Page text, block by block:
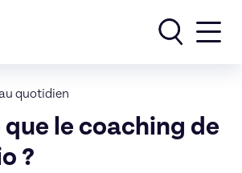
quotidien
que le coaching de
?